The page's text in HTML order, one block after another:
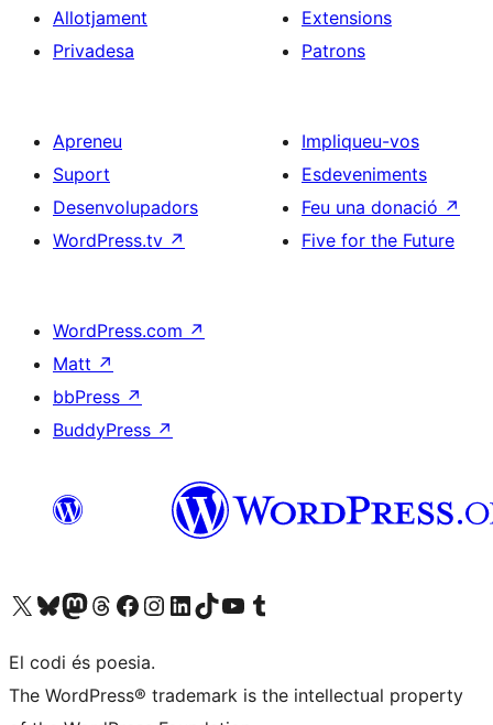
Allotjament
Privadesa
Extensions
Patrons
Apreneu
Suport
Desenvolupadors
WordPress.tv ↗
Impliqueu-vos
Esdeveniments
Feu una donació ↗
Five for the Future
WordPress.com ↗
Matt ↗
bbPress ↗
BuddyPress ↗
Visiteu el nostre compte X (abans Twitter)
Visiteu el nostre compte de Bluesky
Visiteu el nostre compte al Mastodon
Visiteu el nostre compte de Threads
Visiteu la nostra pàgina al Facebook
Visiteu el nostre compte d'Instagram
Visiteu el nostre compte de LinkedIn
Visiteu el nostre compte de TikTok
Visiteu el nostre canal al YouTube
Visiteu el nostre compte de Tumblr
El codi és poesia.
The WordPress® trademark is the intellectual property